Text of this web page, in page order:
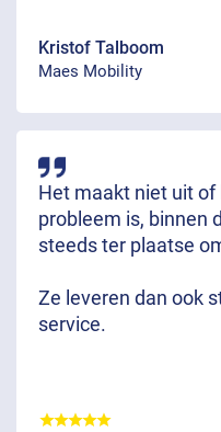
Kristof Talboom
Maes Mobility
Het maakt niet uit
probleem is, binnen
steeds ter plaatse
Ze leveren dan ook
service.